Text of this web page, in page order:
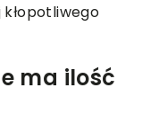
ma ilość